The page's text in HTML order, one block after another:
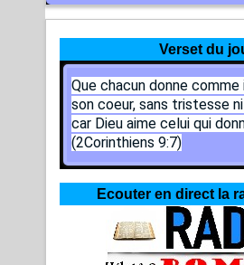
Verset du
Que chacun donne comme
son coeur, sans tristesse
car Dieu aime celui qui
(2Corinthiens 9:7)
Ecouter en direct la